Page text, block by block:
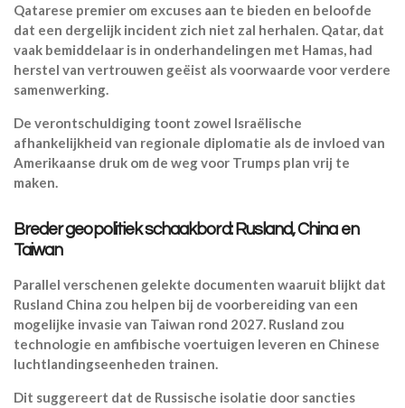
Qatarese premier om excuses aan te bieden en beloofde
dat een dergelijk incident zich niet zal herhalen. Qatar, dat
vaak bemiddelaar is in onderhandelingen met Hamas, had
herstel van vertrouwen geëist als voorwaarde voor verdere
samenwerking.
De verontschuldiging toont zowel Israëlische
afhankelijkheid van regionale diplomatie als de invloed van
Amerikaanse druk om de weg voor Trumps plan vrij te
maken.
Breder geopolitiek schaakbord: Rusland, China en
Taiwan
Parallel verschenen gelekte documenten waaruit blijkt dat
Rusland China zou helpen bij de voorbereiding van een
mogelijke invasie van Taiwan rond 2027. Rusland zou
technologie en amfibische voertuigen leveren en Chinese
luchtlandingseenheden trainen.
Dit suggereert dat de Russische isolatie door sancties